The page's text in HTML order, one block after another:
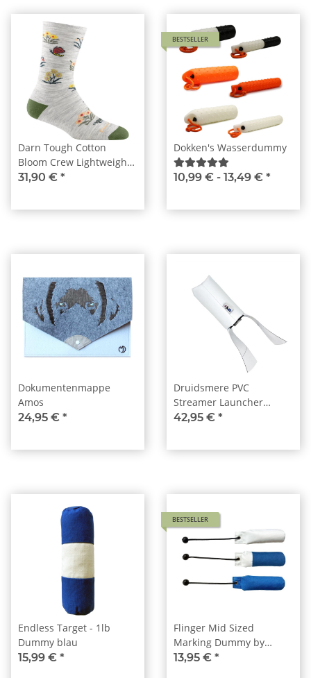
Darn Tough Cotton
Bloom Crew Lightweight
Ash Damen
31,90 € *
BESTSELLER
Dokken's Wasserdummy
10,99 € - 13,49 € *
Dokumentenmappe
Amos
24,95 € *
Druidsmere PVC
Streamer Launcher
Dummy
42,95 € *
Endless Target - 1lb
Dummy blau
15,99 € *
BESTSELLER
Flinger Mid Sized
Marking Dummy by
Laura Hill
13,95 € *